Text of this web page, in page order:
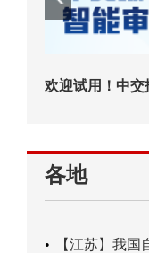
欢迎试用！中交
各地
【江苏】我国自主